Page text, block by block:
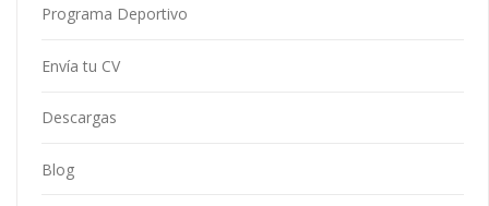
Programa Deportivo
Envía tu CV
Descargas
Blog